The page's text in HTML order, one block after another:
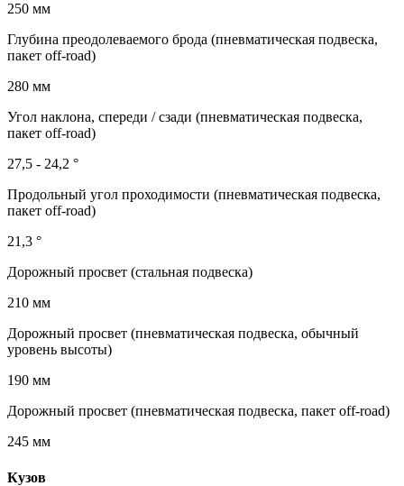
250 мм
Глубина преодолеваемого брода (пневматическая подвеска,
пакет off-road)
280 мм
Угол наклона, спереди / сзади (пневматическая подвеска,
пакет off-road)
27,5 - 24,2 °
Продольный угол проходимости (пневматическая подвеска,
пакет off-road)
21,3 °
Дорожный просвет (стальная подвеска)
210 мм
Дорожный просвет (пневматическая подвеска, обычный
уровень высоты)
190 мм
Дорожный просвет (пневматическая подвеска, пакет off-road)
245 мм
Кузов